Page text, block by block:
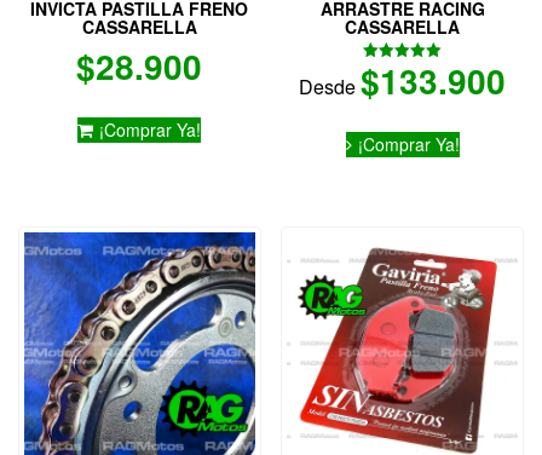
INVICTA PASTILLA FRENO
CASSARELLA
$28.900
¡Comprar Ya!
ARRASTRE RACING
CASSARELLA
Valorado
con
Desde$133.900
¡Comprar Ya!
Este
producto
opciones
se
pueden
elegir
en
la
página
de